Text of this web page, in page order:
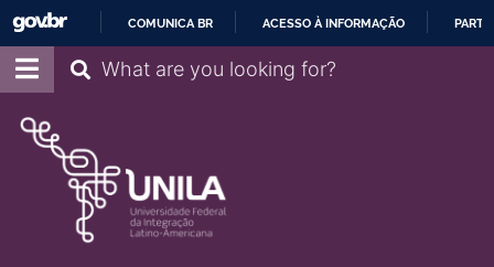
COMUNICA BR ACESSO À INFORMAÇÃO
Pesquisar